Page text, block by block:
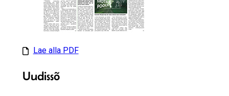
Lae alla PDF
Uudissõ